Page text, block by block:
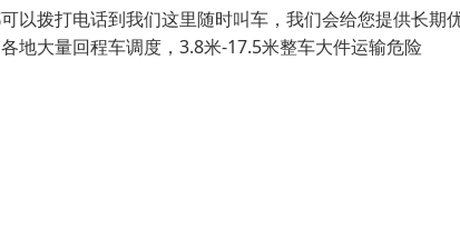
以拨打电话到我们这里随时叫车，我们会给您提供长期
地大量回程车调度，3.8米-17.5米整车大件运输危险